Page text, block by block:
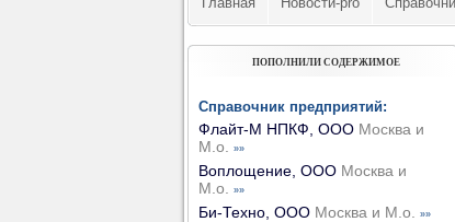
ПОПОЛНИЛИ СОДЕРЖИМОЕ
Справочник предприятий:
Флайт-М НПКФ, ООО Москва и
М.о.
»»
Воплощение, ООО Москва и
М.о.
»»
Би-Техно, ООО Москва и М.о. »»